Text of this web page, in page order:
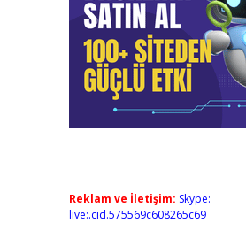
Reklam ve İletişim: Skype:
live:.cid.575569c608265c69